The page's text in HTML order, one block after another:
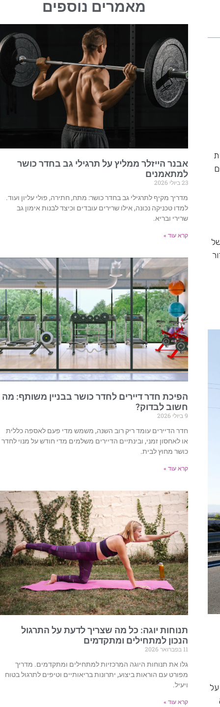
על
מאמרים נוספים
אבנר הייזלר ממליץ על תרגילי גב בחדר כושר
למתאמנים
23 ביולי 2026
מדריך מקיף לתרגילי גב בחדר כושר: מתח, חתירה, פולי עליון ועוד.
למדו טכניקה נכונה, אילו שרירים עובדים וכיצד לבנות אימון גב
שרירי ובריא.
קרא עוד »
הפיכת חדר דיירים לחדר כושר בבניין משותף: מה
חשוב לבדוק?
9 ביולי 2026
חדר הדיירים עומד ריק רוב השנה, משמש מדי פעם לאספה כללית
או לאחסון זמני, ובינתיים הדיירים משלמים מדי חודש על מנוי לחדר
כושר מחוץ לבית.
קרא עוד »
תנוחות יוגה: כל מה שצריך לדעת על התרגול
הנכון למתחילים ומתקדמים
11 בפברואר 2026
גלו את תנוחות היוגה המרכזיות למתחילים ומתקדמים. מדריך
מפורט עם הוראות ביצוע, יתרונות בריאותיים וטיפים לתרגול בטוח
ויעיל.
קרא עוד »